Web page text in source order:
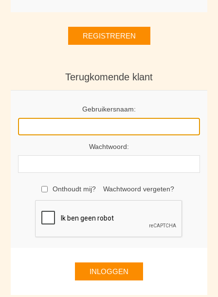
REGISTREREN
Terugkomende klant
Gebruikersnaam:
Wachtwoord:
Onthoudt mij? Wachtwoord vergeten?
INLOGGEN